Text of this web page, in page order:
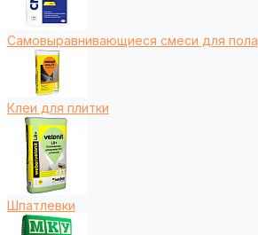
Самовыравнивающиеся смеси для пола
Клеи для плитки
Шпатлевки